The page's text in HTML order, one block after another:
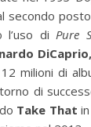
di Pure
milioni di
di
Take That